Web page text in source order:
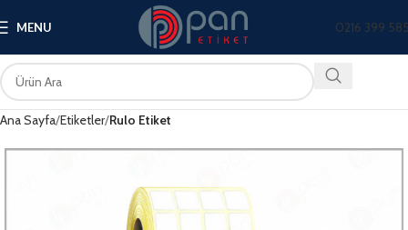
MENU 0216 399
Ana Sayfa Etiketler Rulo Etiket